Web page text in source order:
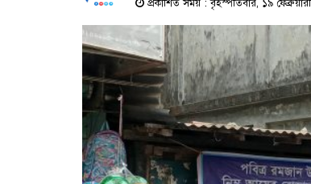
প্রকাশিত সময় : বৃহস্পতিবার, ১৯